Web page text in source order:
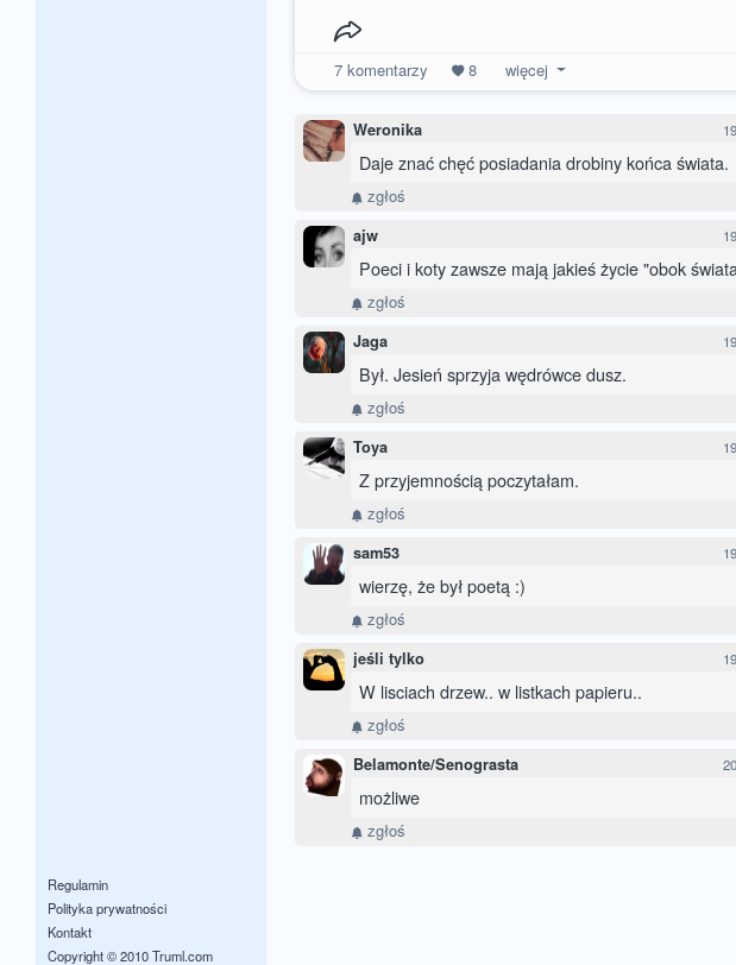
Regulamin
Polityka prywatności
Kontakt
Copyright © 2010 Truml.com
7komentarzy 8 więcej
Weronika
Daje znać chęć posiadania drobiny końca świata.
zgłoś
ajw
Poeci i koty zawsze mają jakieś życie "obok
zgłoś
Jaga
Był. Jesień sprzyja wędrówce dusz.
zgłoś
Toya
Z przyjemnością poczytałam.
zgłoś
sam53
wierzę, że był poetą :)
zgłoś
jeśli tylko
W lisciach drzew.. w listkach papieru..
zgłoś
Belamonte/Senograsta
możliwe
zgłoś